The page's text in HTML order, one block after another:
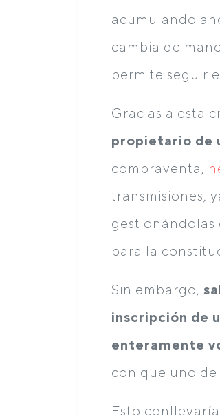
acumulando
cambia de
permite seguir
Gracias a esta
propietario de
compraventa,
transmisiones,
gestionándolas
para la
Sin embargo,
inscripción de
enteramente
con que uno
Esto